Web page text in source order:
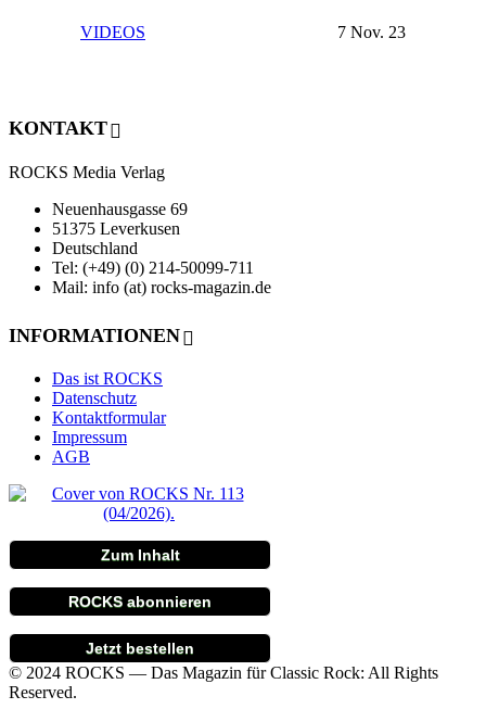
VIDEOS 7 Nov. 23
KONTAKT
ROCKS Media Verlag
Neuenhausgasse 69
51375 Leverkusen
Deutschland
Tel: (+49) (0) 214-50099-711
Mail: info (at) rocks-magazin.de
INFORMATIONEN
Das ist ROCKS
Datenschutz
Kontaktformular
Impressum
AGB
Zum Inhalt
ROCKS abonnieren
Jetzt bestellen
© 2024 ROCKS — Das Magazin für Classic Rock: All Rights
Reserved.